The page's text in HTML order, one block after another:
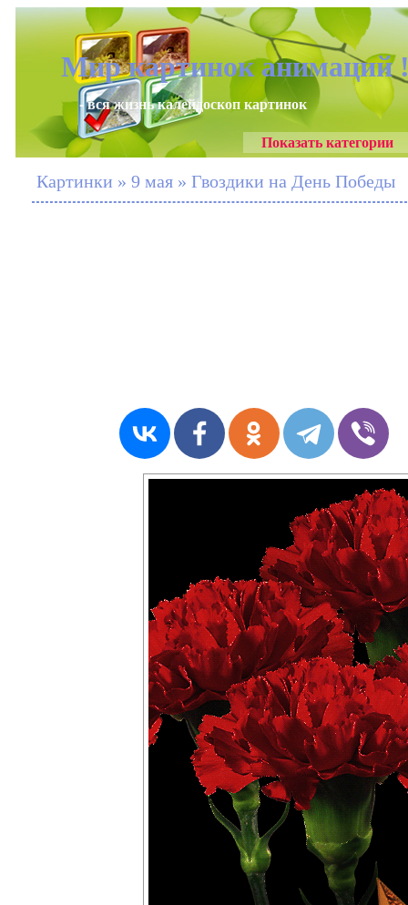
Мир картинок анимаций
- вся жизнь калейдоскоп картинок
Показать категории
Картинки » 9 мая » Гвоздики на День Победы